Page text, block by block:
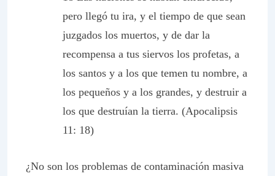
pero llegó tu ira, y el tiempo de que sean
juzgados los muertos, y de dar la
recompensa a tus siervos los profetas, a
los santos y a los que temen tu nombre, a
los pequeños y a los grandes, y destruir a
los que destruían la tierra. (Apocalipsis
11: 18)
¿No son los problemas de contaminación masiva